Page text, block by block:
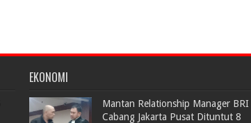
EKONOMI
Mantan Relationship Manager BRI
Cabang Jakarta Pusat Dituntut 8